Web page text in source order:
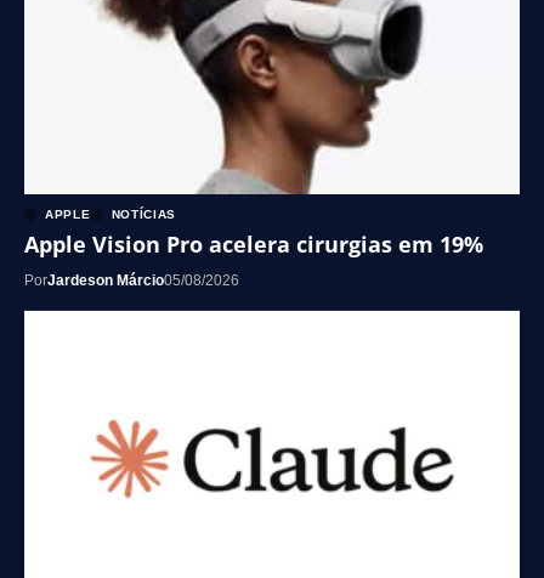
APPLE NOTÍCIAS
Apple Vision Pro acelera cirurgias em 19%
PorJardeson Márcio05/08/2026